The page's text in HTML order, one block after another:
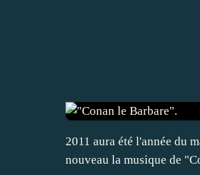
2011 aura été l'année du
nouveau la musique de